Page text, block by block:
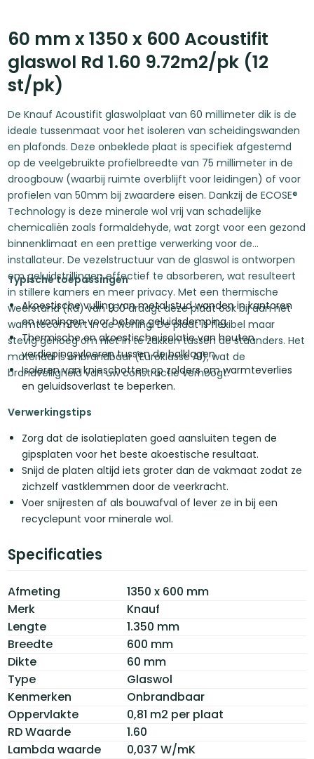
60 mm x 1350 x 600 Acoustifit
glaswol Rd 1.60 9.72m2/pk (12
st/pk)
De Knauf Acoustifit glaswolplaat van 60 millimeter dik is de
ideale tussenmaat voor het isoleren van scheidingswanden
en plafonds. Deze onbeklede plaat is specifiek afgestemd
op de veelgebruikte profielbreedte van 75 millimeter in de
droogbouw (waarbij ruimte overblijft voor leidingen) of voor
profielen van 50mm bij zwaardere eisen. Dankzij de ECOSE®
Technology is deze minerale wol vrij van schadelijke
chemicaliën zoals formaldehyde, wat zorgt voor een gezond
binnenklimaat en een prettige verwerking voor de
installateur. De vezelstructuur van de glaswol is ontworpen
om geluidstrillingen effectief te absorberen, wat resulteert
in stillere kamers en meer privacy. Met een thermische
weerstand (Rd) van 1,60 draagt deze plaat ook bij aan het
warmtecomfort in de woning. De plaat is flexibel maar
stevig genoeg om niet in te zakken tussen de staanders. Het
materiaal is onbrandbaar (Euroklasse A1), wat de
brandveiligheid van uw constructie verhoogt.
Typische toepassingen
Akoestische vulling van metal stud wanden in kantoren
en woningen voor betere geluidsdemping.
Thermische en akoestische isolatie van houten
verdiepingsvloeren tussen de balklagen.
Isoleren van knieschotten op zolders om warmteverlies
en geluidsoverlast te beperken.
Verwerkingstips
Zorg dat de isolatieplaten goed aansluiten tegen de
gipsplaten voor het beste akoestische resultaat.
Snijd de platen altijd iets groter dan de vakmaat zodat ze
zichzelf vastklemmen door de veerkracht.
Voer snijresten af als bouwafval of lever ze in bij een
recyclepunt voor minerale wol.
Specificaties
Afmeting
1350 x 600 mm
Merk
Knauf
Lengte
1.350 mm
Breedte
600 mm
Dikte
60 mm
Type
Glaswol
Kenmerken
Onbrandbaar
Oppervlakte
0,81 m2 per plaat
RD Waarde
1.60
Lambda waarde
0,037 W/mK